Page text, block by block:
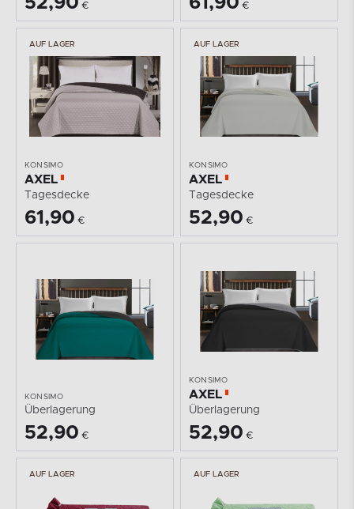
€ €
AUF LAGER
KONSIMO
AXEL
Tagesdecke
61,90 €
AUF LAGER
KONSIMO
AXEL
Tagesdecke
52,90 €
KONSIMO
Überlagerung
52,90 €
KONSIMO
AXEL
Überlagerung
52,90 €
AUF LAGER AUF LAGER